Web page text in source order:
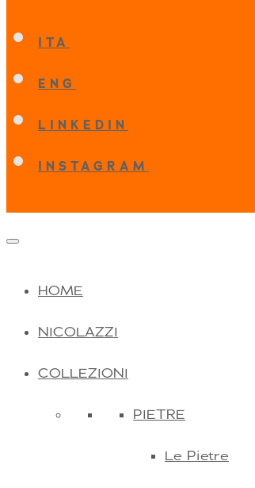
ITA
ENG
LINKEDIN
INSTAGRAM
HOME
NICOLAZZI
COLLEZIONI
PIETRE
Le Pietre